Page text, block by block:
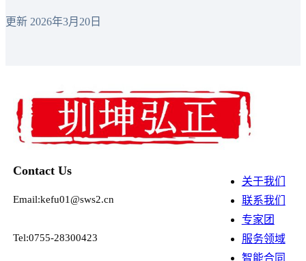
更新 2026年3月20日
Contact Us
Email:kefu01@sws2.cn
Tel:0755-28300423
关于我们
联系我们
专家团
服务领域
智能合同